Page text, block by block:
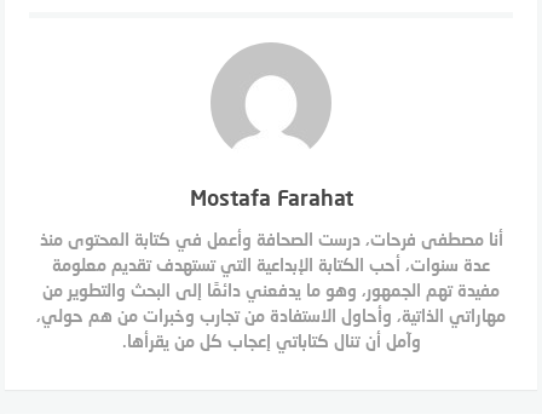
Mostafa Farahat
أنا مصطفى فرحات، درست الصحافة وأعمل في كتابة المحتوى منذ
عدة سنوات، أحب الكتابة الإبداعية التي تستهدف تقديم معلومة
مفيدة تهم الجمهور، وهو ما يدفعني دائمًا إلى البحث والتطوير من
مهاراتي الذاتية، وأحاول الاستفادة من تجارب وخبرات من هم حولي،
وآمل أن تنال كتاباتي إعجاب كل من يقرأها.